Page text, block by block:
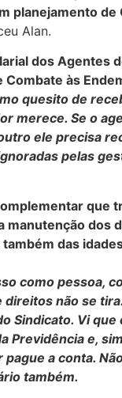
planejamento de
Alan.
dos Agentes
às
quesito de
merece. Se o
ele precisa
pelas
que
manutenção dos
das
como pessoa,
não se
Sindicato. Vi que
Previdência e,
a conta.
também.